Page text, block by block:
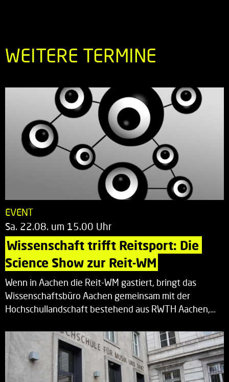
WEITERE TERMINE
EVENT
Sa. 22.08. um 15.00 Uhr
Wissenschaft trifft Reitsport: Die
Science Show zur Reit-WM
Wenn in Aachen die Reit-WM gastiert, bringt das
Wissenschaftsbüro Aachen gemeinsam mit der
Hochschullandschaft bestehend aus RWTH Aachen,…